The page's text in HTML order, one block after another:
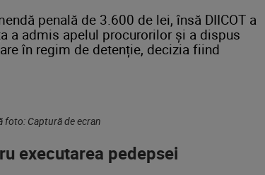
penală de 3.600 de lei, însă DIICOT a
a admis apelul procurorilor și a dispus
în regim de detenție, decizia fiind
foto: Captură de ecran
executarea pedepsei